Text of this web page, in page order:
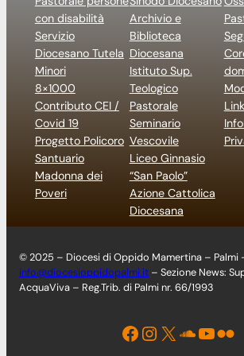
con disabilità
Servizio
Diocesano Tutela
Minori
8×1000
Contributo CEI /
Covid 19
Progetto Policoro
Santuario
Madonna dei
Poveri
Archivio e
Biblioteca
Diocesana
Istituto Sup.
Teologico
Pastorale
Seminario
Vescovile
Liceo Ginnasio
“San Paolo”
Azione Cattolica
Diocesana
Link
© 2025 – Diocesi di Oppido Mamertina – Palmi
info@diocesioppidopalmi.it – Sezione News:
AcquaViva – Reg.Trib. di Palmi nr. 66/1993
Facebook Instagram X Soundcloud YouTube Flickr